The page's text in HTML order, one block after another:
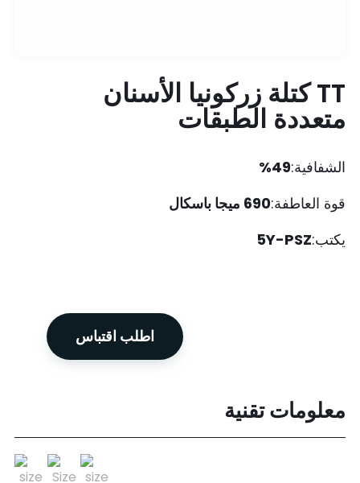
TT كتلة زركونيا الأسنان
متعددة الطبقات
الشفافية:49%
قوة العاطفة:690 ميجا باسكال
يكتب:5Y-PSZ
اطلب اقتباس
معلومات تقنية